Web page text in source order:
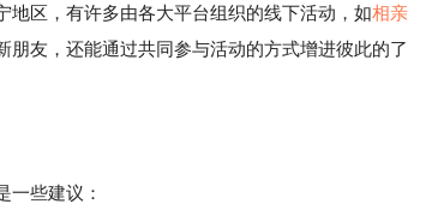
区，有许多由各大平台组织的线下活动，如相亲
友，还能通过共同参与活动的方式增进彼此的了
一些建议：